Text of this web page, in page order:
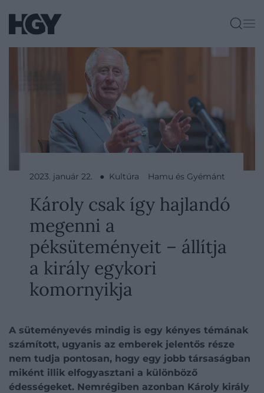
2023. január 22. ● Kultúra Hamu és Gyémánt
Károly csak így hajlandó
megenni a
péksüteményeit – állítja
a király egykori
komornyikja
A süteményevés mindig is egy kényes témának
számított, ugyanis az emberek jelentős része
nem tudja pontosan, hogy egy jobb társaságban
miként illik elfogyasztani a különböző
édességeket. Nemrégiben azonban Károly király